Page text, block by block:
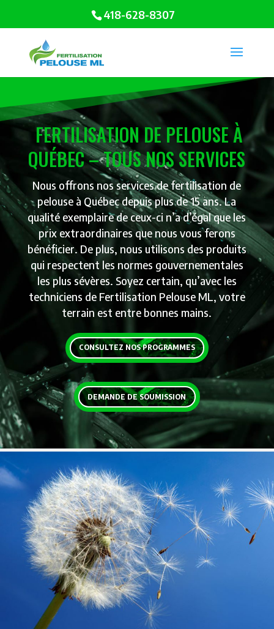
418-628-8307
FERTILISATION DE PELOUSE À
QUÉBEC – TOUS NOS SERVICES
Nous offrons nos services de fertilisation de
pelouse à Québec depuis plus de 15 ans. La
qualité exemplaire de ceux-ci n’a d’égal que les
prix extraordinaires que nous vous ferons
bénéficier. De plus, nous utilisons des produits
qui respectent les normes gouvernementales
les plus sévères. Soyez certain, qu’avec les
techniciens de Fertilisation Pelouse ML, votre
terrain est entre bonnes mains.
CONSULTEZ NOS PROGRAMMES
DEMANDE DE SOUMISSION